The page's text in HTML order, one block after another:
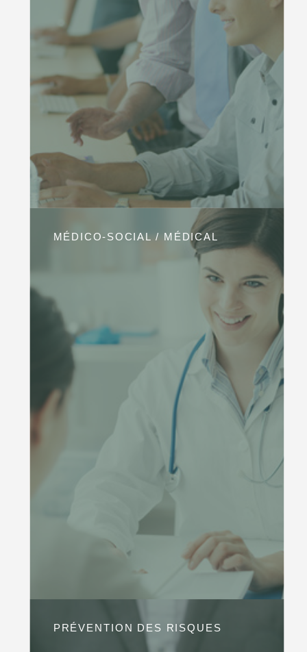
MÉDICO-SOCIAL / MÉDICAL
PRÉVENTION DES RISQUES